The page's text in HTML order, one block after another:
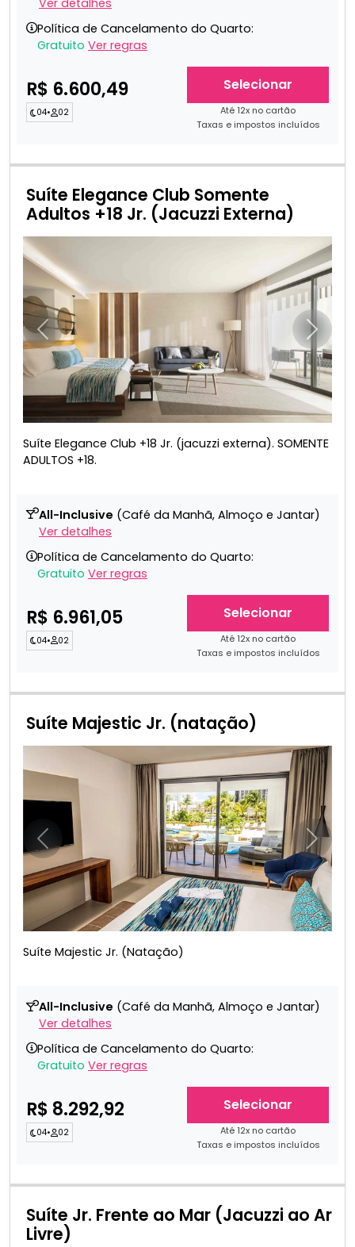
Ver detalhes
Política de Cancelamento do Quarto:
Gratuito Ver regras
R$ 6.600,49
04• 02
Selecionar
Até 12x no cartão
Taxas e impostos incluídos
Suíte Elegance Club Somente
Adultos +18 Jr. (Jacuzzi Externa)
Anterior
Suíte Elegance Club +18 Jr. (jacuzzi externa). SOMENTE
ADULTOS +18.
All-Inclusive (Café da Manhã, Almoço e Jantar)
Ver detalhes
Política de Cancelamento do Quarto:
Gratuito Ver regras
R$ 6.961,05
04• 02
Selecionar
Até 12x no cartão
Taxas e impostos incluídos
Suíte Majestic Jr. (natação)
Anterior
Suíte Majestic Jr. (Natação)
All-Inclusive (Café da Manhã, Almoço e Jantar)
Ver detalhes
Política de Cancelamento do Quarto:
Gratuito Ver regras
R$ 8.292,92
04• 02
Selecionar
Até 12x no cartão
Taxas e impostos incluídos
Suíte Jr. Frente ao Mar (Jacuzzi ao Ar
Livre)